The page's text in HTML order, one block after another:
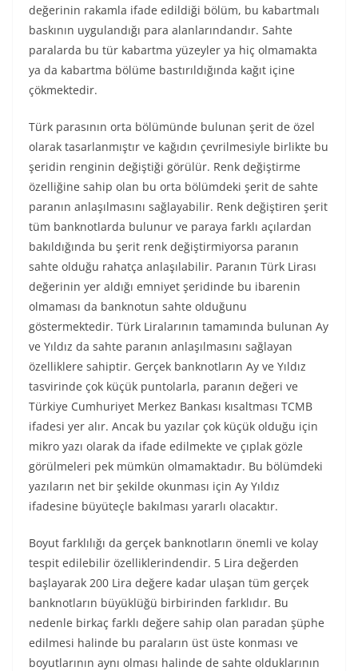
değerinin rakamla ifade edildiği bölüm, bu kabartmalı
baskının uygulandığı para alanlarındandır. Sahte
paralarda bu tür kabartma yüzeyler ya hiç olmamakta
ya da kabartma bölüme bastırıldığında kağıt içine
çökmektedir.
Türk parasının orta bölümünde bulunan şerit de özel
olarak tasarlanmıştır ve kağıdın çevrilmesiyle birlikte bu
şeridin renginin değiştiği görülür. Renk değiştirme
özelliğine sahip olan bu orta bölümdeki şerit de sahte
paranın anlaşılmasını sağlayabilir. Renk değiştiren şerit
tüm banknotlarda bulunur ve paraya farklı açılardan
bakıldığında bu şerit renk değiştirmiyorsa paranın
sahte olduğu rahatça anlaşılabilir. Paranın Türk Lirası
değerinin yer aldığı emniyet şeridinde bu ibarenin
olmaması da banknotun sahte olduğunu
göstermektedir. Türk Liralarının tamamında bulunan Ay
ve Yıldız da sahte paranın anlaşılmasını sağlayan
özelliklere sahiptir. Gerçek banknotların Ay ve Yıldız
tasvirinde çok küçük puntolarla, paranın değeri ve
Türkiye Cumhuriyet Merkez Bankası kısaltması TCMB
ifadesi yer alır. Ancak bu yazılar çok küçük olduğu için
mikro yazı olarak da ifade edilmekte ve çıplak gözle
görülmeleri pek mümkün olmamaktadır. Bu bölümdeki
yazıların net bir şekilde okunması için Ay Yıldız
ifadesine büyüteçle bakılması yararlı olacaktır.
Boyut farklılığı da gerçek banknotların önemli ve kolay
tespit edilebilir özelliklerindendir. 5 Lira değerden
başlayarak 200 Lira değere kadar ulaşan tüm gerçek
banknotların büyüklüğü birbirinden farklıdır. Bu
nedenle birkaç farklı değere sahip olan paradan şüphe
edilmesi halinde bu paraların üst üste konması ve
boyutlarının aynı olması halinde de sahte olduklarının